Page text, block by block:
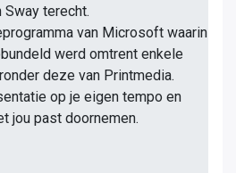
Sway terecht.
van Microsoft waarin
werd omtrent enkele
deze van Printmedia.
op je eigen tempo en
jou past doornemen.